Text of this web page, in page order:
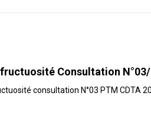
Consultation
consultation N°03 PTM CDTA